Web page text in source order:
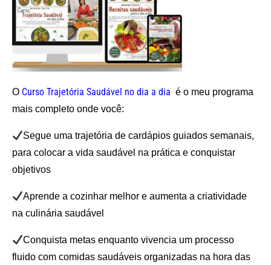
O Curso Trajetória Saudável no dia a dia é o meu programa
mais completo onde você:
Segue uma trajetória de cardápios guiados semanais,
para colocar a vida saudável na prática e conquistar
objetivos
Aprende a cozinhar melhor e aumenta a criatividade
na culinária saudável
Conquista metas enquanto vivencia um processo
fluido com comidas saudáveis organizadas na hora das